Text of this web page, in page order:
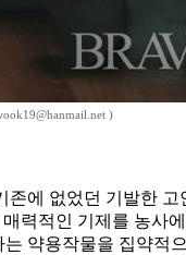
)
존에 없었던 기발한 고
력적인 기제를 농사
약용작물을 집약적